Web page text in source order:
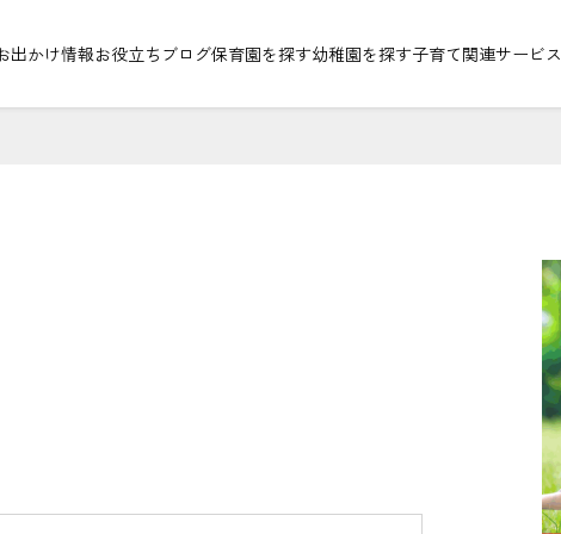
出かけ情報お役立ちブログ保育園を探す幼稚園を探す子育て関連サービス